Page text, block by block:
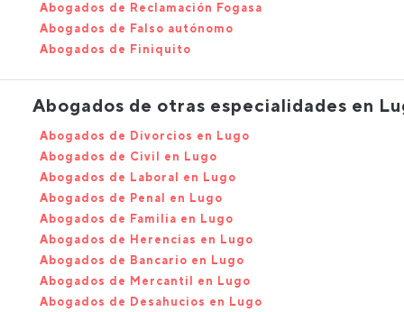
Abogados de Reclamación Fogasa
Abogados de Falso autónomo
Abogados de Finiquito
Abogados de otras especialidades en
Abogados de Divorcios en Lugo
Abogados de Civil en Lugo
Abogados de Laboral en Lugo
Abogados de Penal en Lugo
Abogados de Familia en Lugo
Abogados de Herencias en Lugo
Abogados de Bancario en Lugo
Abogados de Mercantil en Lugo
Abogados de Desahucios en Lugo